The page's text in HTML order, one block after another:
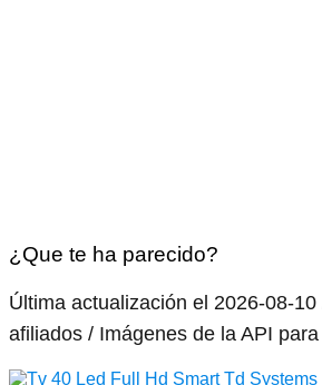
¿Que te ha parecido?
Última actualización el 2026-08-
afiliados / Imágenes de la API